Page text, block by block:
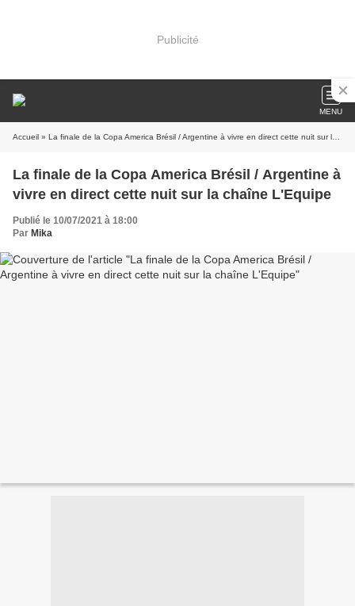
Publicité
MENU
Accueil » La finale de la Copa America Brésil / Argentine à vivre en direct cette nuit sur la chaîne L'Equipe
La finale de la Copa America Brésil / Argentine à
vivre en direct cette nuit sur la chaîne L'Equipe
Publié le 10/07/2021 à 18:00
Par Mika